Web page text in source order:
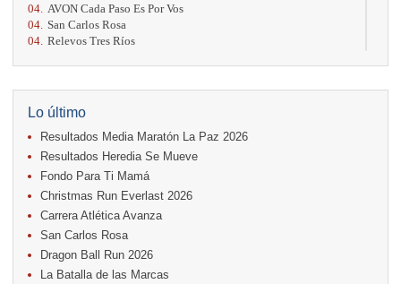
04. AVON Cada Paso Es Por Vos
04. San Carlos Rosa
04. Relevos Tres Ríos
17. Caribe Paradise Run
18.
Casa Turire Trail Run
18. Warriors Run Circuit
18. Samsung Jacó Beach Half Marathon 2026
25. KRun by Under Armour
25.
Run Alajuela
Noviembre
08. Lindora Run
15. Entre Pan y Rosas
Diciembre
Lo último
Resultados Media Maratón La Paz 2026
Resultados Heredia Se Mueve
Fondo Para Ti Mamá
Christmas Run Everlast 2026
Carrera Atlética Avanza
San Carlos Rosa
Dragon Ball Run 2026
La Batalla de las Marcas